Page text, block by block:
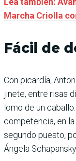
Marcha Criolla
Fácil de
Con picardía,
jinete, entre risas
lomo de un
competencia, en
segundo puesto,
Ángela Schapansky.